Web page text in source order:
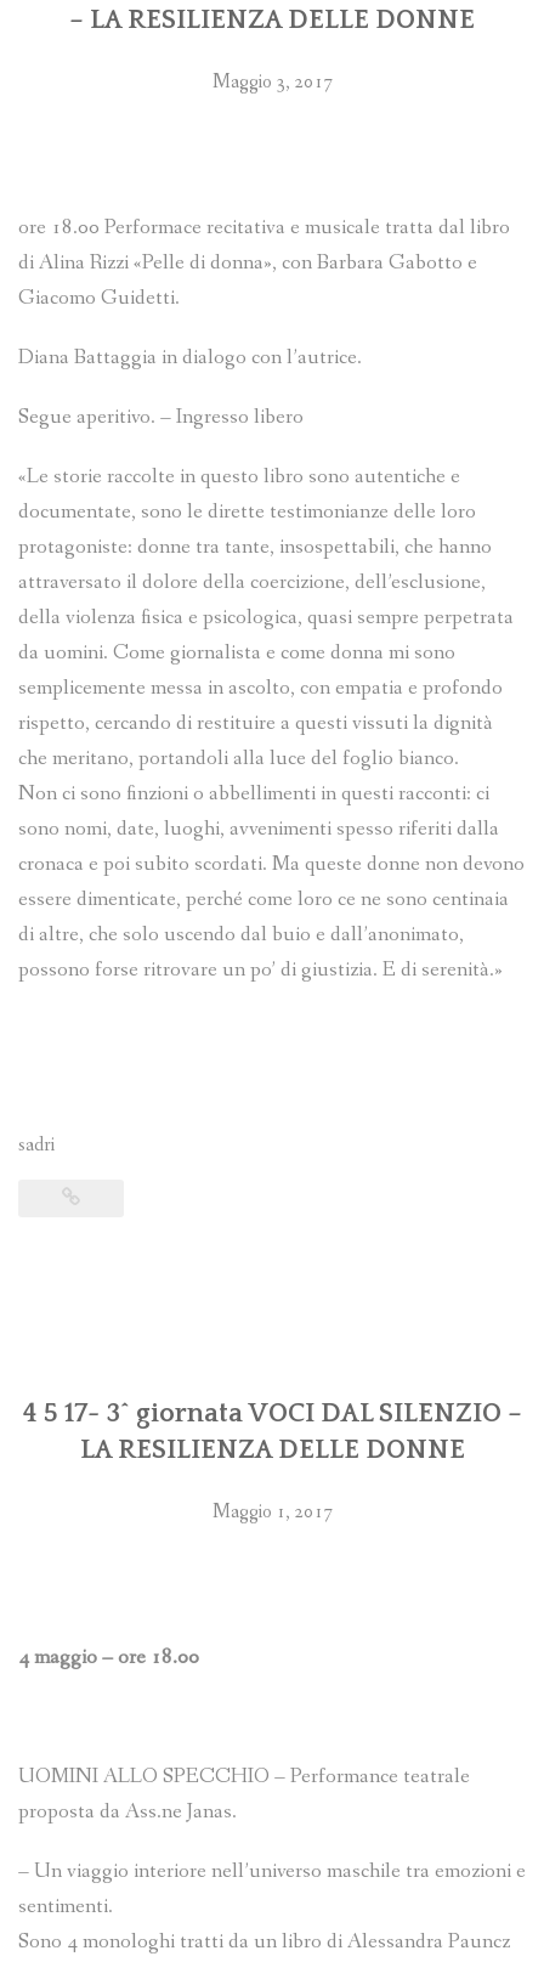
– LA RESILIENZA DELLE DONNE
Maggio 3, 2017
ore 18.00 Performace recitativa e musicale tratta dal libro
di Alina Rizzi «Pelle di donna», con Barbara Gabotto e
Giacomo Guidetti.
Diana Battaggia in dialogo con l’autrice.
Segue aperitivo. – Ingresso libero
«Le storie raccolte in questo libro sono autentiche e
documentate, sono le dirette testimonianze delle loro
protagoniste: donne tra tante, insospettabili, che hanno
attraversato il dolore della coercizione, dell’esclusione,
della violenza fisica e psicologica, quasi sempre perpetrata
da uomini. Come giornalista e come donna mi sono
semplicemente messa in ascolto, con empatia e profondo
rispetto, cercando di restituire a questi vissuti la dignità
che meritano, portandoli alla luce del foglio bianco.
Non ci sono finzioni o abbellimenti in questi racconti: ci
sono nomi, date, luoghi, avvenimenti spesso riferiti dalla
cronaca e poi subito scordati. Ma queste donne non devono
essere dimenticate, perché come loro ce ne sono centinaia
di altre, che solo uscendo dal buio e dall’anonimato,
possono forse ritrovare un po’ di giustizia. E di serenità.»
sadri
4 5 17- 3^ giornata VOCI DAL SILENZIO –
LA RESILIENZA DELLE DONNE
Maggio 1, 2017
4 maggio – ore 18.00
UOMINI ALLO SPECCHIO – Performance teatrale
proposta da Ass.ne Janas.
– Un viaggio interiore nell’universo maschile tra emozioni e
sentimenti.
Sono 4 monologhi tratti da un libro di Alessandra Pauncz